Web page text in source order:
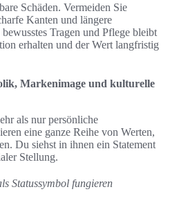
Schäden. Vermeiden Sie
Kanten und längere
Tragen und Pflege bleibt
erhalten und der Wert langfristig
Markenimage und kulturelle
als nur persönliche
eine ganze Reihe von Werten,
Du siehst in ihnen ein Statement
Stellung.
Statussymbol fungieren